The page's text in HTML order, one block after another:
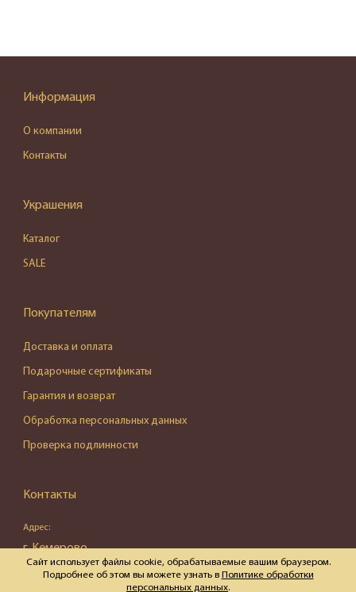
Информация
О компании
Контакты
Украшения
Каталог
SALE
Покупателям
Доставка и оплата
Подарочные сертификаты
Гарантия и возврат
Обработка персональных данных
Проверка подлинности
Контакты
Адрес:
г. Кемерово,
ул. Весенняя, д. 16, пом. 87
Сайт использует файлы cookie, обрабатываемые вашим браузером.
Подробнее об этом вы можете узнать в Политике обработки
персональных данных.